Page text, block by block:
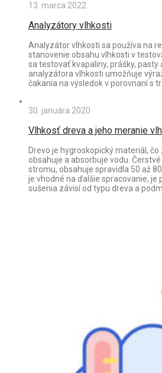
13. marca 2022
Analyzátory vlhkosti
Analyzátor vlhkosti sa používa na
stanovenie obsahu vlhkosti v
sa testovať kvapaliny, prášky, pasty
analyzátora vlhkosti umožňuje
čakania na výsledok v porovnaní s
30. januára 2020
Vlhkosť dreva a jeho meranie
Drevo je hygroskopický materiál,
obsahuje a absorbuje vodu.
stromu, obsahuje spravidla 50 až
je vhodné na ďalšie spracovanie, je
sušenia závisí od typu dreva a